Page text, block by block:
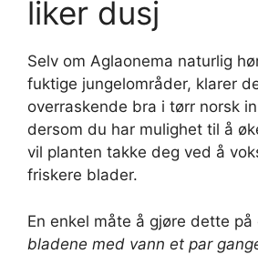
liker dusj
Selv om Aglaonema naturlig
fuktige jungelområder, klarer
overraskende bra i tørr norsk
dersom du har mulighet til å
vil planten takke deg ved å
friskere blader.
En enkel måte å gjøre dette på
bladene med vann et par